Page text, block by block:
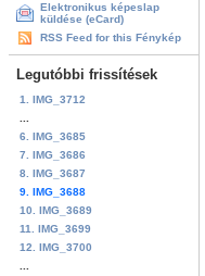
Elektronikus képeslap
küldése (eCard)
RSS Feed for this Fénykép
Legutóbbi frissítések
1. IMG_3712
6. IMG_3685
7. IMG_3686
8. IMG_3687
9. IMG_3688
10. IMG_3689
11. IMG_3699
12. IMG_3700